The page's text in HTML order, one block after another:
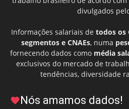
divulgados
Informações salariais de todos os
segmentos e CNAEs, numa
fornecendo dados como média
exclusivos do mercado de
tendências, diversidade
Nós amamos dados!